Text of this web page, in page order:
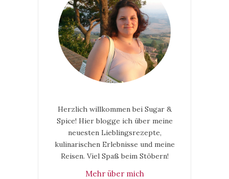
Herzlich willkommen bei Sugar &
Spice! Hier blogge ich über meine
neuesten Lieblingsrezepte,
kulinarischen Erlebnisse und meine
Reisen. Viel Spaß beim Stöbern!
Mehr über mich